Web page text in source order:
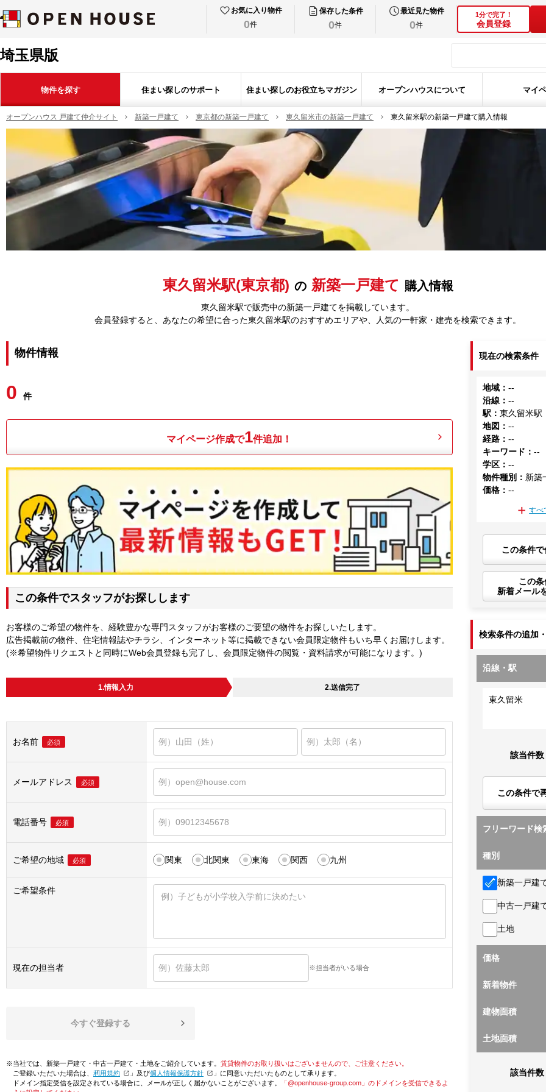
お気に入り物件
0件
保存した条件
0件
最近見た物件
0件
1分で完了！
会員登録
埼玉県版
物件を探す 住まい探しのサポート 住まい探しのお役立ちマガジン オープンハウスについて マイ
オープンハウス 戸建て仲介サイト 新築一戸建て 東京都の新築一戸建て 東久留米市の新築一戸建て 東久留米駅の新築一戸建て購入情報
東久留米駅(東京都) の 新築一戸建て 購入情報
東久留米駅で販売中の新築一戸建てを掲載しています。
会員登録すると、あなたの希望に合った東久留米駅のおすすめエリアや、人気の一軒家・建売を検索できます。
物件情報
0 件
マイページ作成で1件追加！
この条件でスタッフがお探しします
お客様のご希望の物件を、経験豊かな専門スタッフがお客様のご要望の物件をお探しいたします。
広告掲載前の物件、住宅情報誌やチラシ、インターネット等に掲載できない会員限定物件もいち早くお届けします。
(※希望物件リクエストと同時にWeb会員登録も完了し、会員限定物件の閲覧・資料請求が可能になります。)
1.情報入力 2.送信完了
お名前 必須
メールアドレス 必須
電話番号 必須
ご希望の地域 必須 関東 北関東 東海 関西 九州
ご希望条件
現在の担当者 ※担当者がいる場合
今すぐ登録する
※当社では、新築一戸建て・中古一戸建て・土地をご紹介しています。 賃貸物件のお取り扱いはございませんので、ご注意ください。
ご登録いただいた場合は、「利用規約 」及び「個人情報保護方針
」に同意いただいたものとして承ります。
ドメイン指定受信を設定されている場合に、メールが正しく届かないことがございます。
「@openhouse-group.com」のドメインを受信できるよ
現在の検索条件
地域 ：--
沿線 ：--
駅 ：東久留米駅
地図 ：--
経路 ：--
キーワード ：--
学区 ：--
物件種別 ： 新築
価格 ：--
すべ
この条件
この
新着メール
検索条件の追加
沿線・駅
東久留米
該当件数
この条件で
フリーワード検
種別
新築一戸建
中古一戸建
土地
価格
新着物件
建物面積
土地面積
該当件数